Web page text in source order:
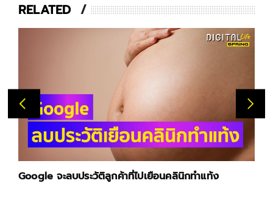
RELATED
Google จะลบประวัติลูกค้าที่ไปเยือนคลินิกทำแท้ง